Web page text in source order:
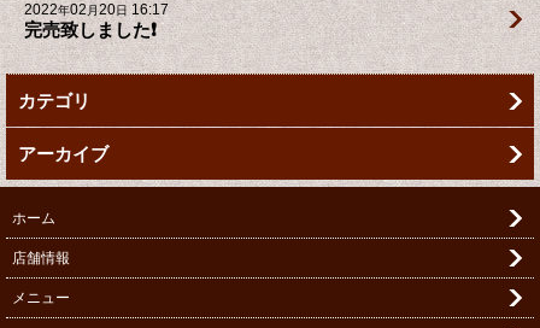
2022年02月20日 16:17
完売致しました❗️
カテゴリ
アーカイブ
ホーム
店舗情報
メニュー